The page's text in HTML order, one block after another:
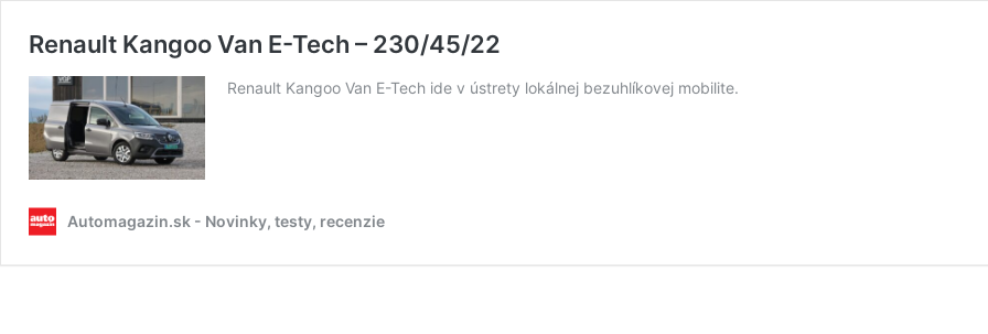
Renault Kangoo Van E-Tech – 230/45/22
Renault Kangoo Van E-Tech ide v ústrety lokálnej bezuhlíkovej mobilite.
Automagazin.sk - Novinky, testy, recenzie